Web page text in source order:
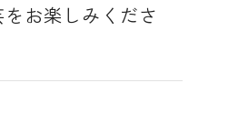
お楽しみくださ